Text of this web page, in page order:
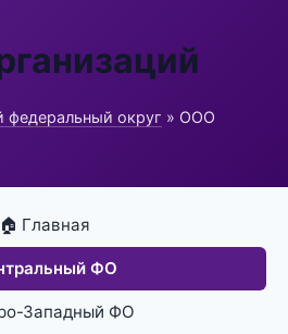
федеральный округ » ООО
🏠 Главная
ФО
Западный ФО